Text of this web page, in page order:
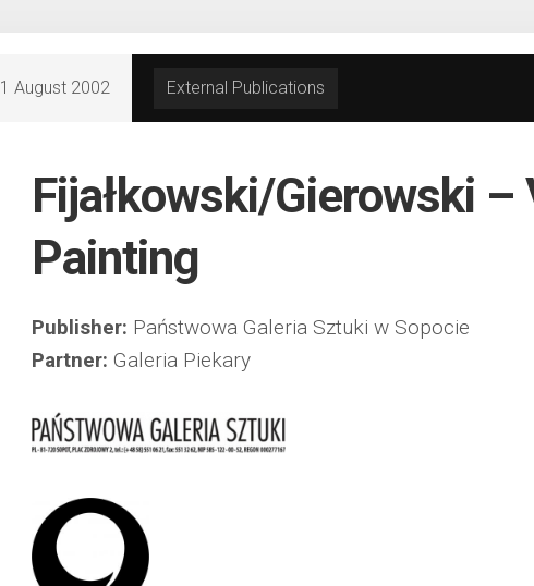
1 August 2002 External Publications
Fijałkowski/Gierowski
Painting
Publisher: Państwowa Galeria Sztuki w Sopocie
Partner: Galeria Piekary